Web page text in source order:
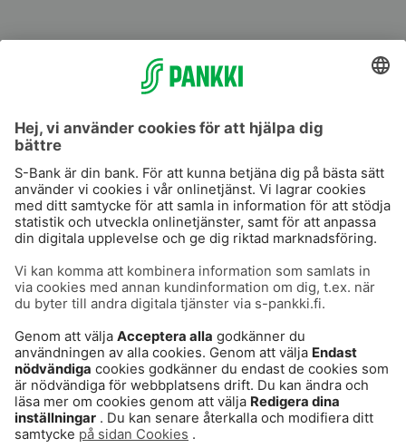
S-Prime
Användarvillkor
Dataskydd
Cookies
Tillgänglighetsutlåtande